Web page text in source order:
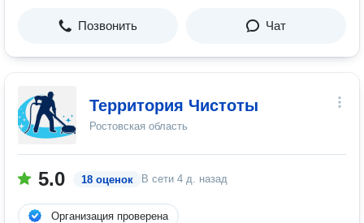
Позвонить Чат
Территория Чистоты
Ростовская область
5.0 18 оценок В сети 4 д. назад
Организация проверена